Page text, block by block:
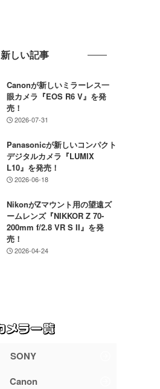
新しい記事
Canonが新しいミラーレス一
眼カメラ『EOS R6 V』を発
売！
2026-07-31
Panasonicが新しいコンパクト
デジタルカメラ『LUMIX
L10』を発売！
2026-06-18
NikonがZマウント用の望遠ズ
ームレンズ『NIKKOR Z 70-
200mm f/2.8 VR S II』を発
売！
2026-04-24
SONY
Canon